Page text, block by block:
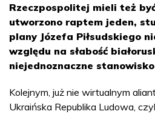
Rzeczpospolitej mieli też
utworzono raptem jeden,
plany Józefa Piłsudskiego
względu na słabość
niejednoznaczne
Kolejnym, już nie wirtualnym
Ukraińska Republika Ludowa,